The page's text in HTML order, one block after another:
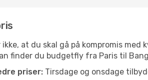
at du skal gå på kompromis
finder du budgetfly fra Paris til
priser: Tirsdage og onsdage